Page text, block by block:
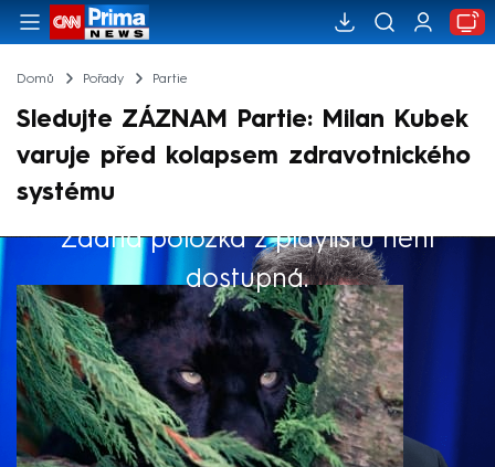
Domů Pořady Partie
Sledujte ZÁZNAM Partie: Milan Kubek
varuje před kolapsem zdravotnického
systému
Žádná položka z playlistu není
dostupná.
Výběr redakce